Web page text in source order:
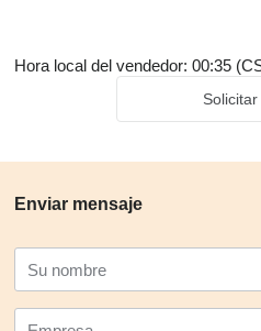
Hora local del vendedor: 00:35
Enviar mensaje